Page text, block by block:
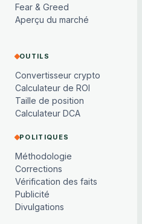
Fear & Greed
Aperçu du marché
OUTILS
Convertisseur crypto
Calculateur de ROI
Taille de position
Calculateur DCA
POLITIQUES
Méthodologie
Corrections
Vérification des faits
Publicité
Divulgations